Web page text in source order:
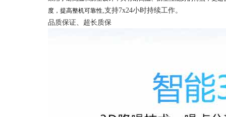
度，提高整机可靠性,支持7x24小时持续工作。
品质保证、超长质保